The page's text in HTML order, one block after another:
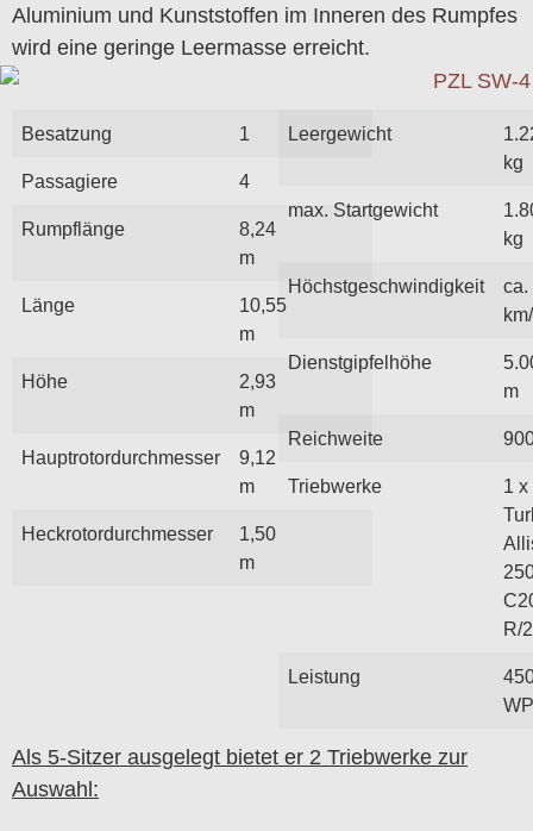
Aluminium und Kunststoffen im Inneren des Rumpfes
wird eine geringe Leermasse erreicht.
Besatzung 1
Passagiere 4
Rumpflänge
8,24
m
Länge
10,55
m
Höhe
2,93
m
Hauptrotordurchmesser
9,12
m
Heckrotordurchmesser
1,50
m
Leergewicht
kg
max. Startgewicht
kg
Höchstgeschwindigkeit
ca.
Dienstgipfelhöhe
m
Reichweite
Triebwerke
1 x
R/2
Leistung
Als 5-Sitzer ausgelegt bietet er 2 Triebwerke zur
Auswahl: